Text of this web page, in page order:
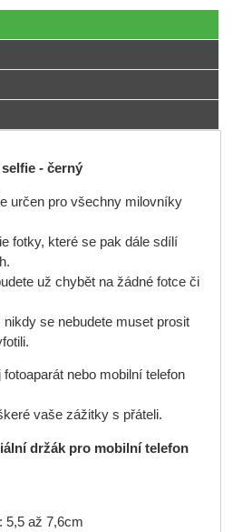
- černý
určen pro všechny milovníky
fotky, které se pak dále sdílí
už chybět na žádné fotce či
se nebudete muset prosit
nebo mobilní telefon
vaše zážitky s přáteli.
držák pro mobilní telefon
5,5 až 7,6cm